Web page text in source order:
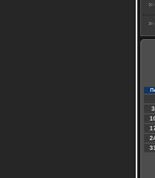
3
31